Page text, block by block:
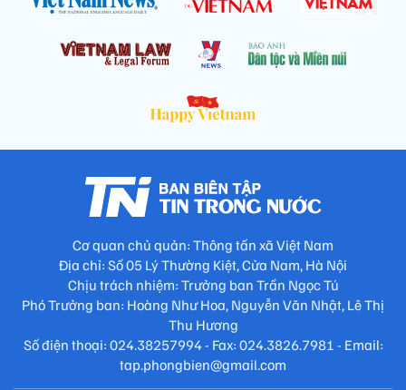
Cơ quan chủ quản: Thông tấn xã Việt Nam
Địa chỉ: Số 05 Lý Thường Kiệt, Cửa Nam, Hà Nội
Chịu trách nhiệm: Trưởng ban Trần Ngọc Tú
Phó Trưởng ban: Hoàng Như Hoa, Nguyễn Văn Nhật, Lê Thị
Thu Hương
Số điện thoại: 024.38257994 - Fax: 024.3826.7981 - Email:
tap.phongbien@gmail.com